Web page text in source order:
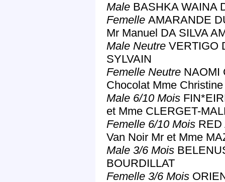
Male BASHKA WAINA
Femelle AMARANDE
Mr Manuel DA SILVA
Male Neutre VERTIGO
SYLVAIN
Femelle Neutre NAOMI
Chocolat Mme
Male 6/10 Mois
et Mme CLERGET-
Femelle 6/10 Mois RED
Van Noir Mr et Mme
Male 3/6 Mois
BOURDILLAT
Femelle 3/6 Mois